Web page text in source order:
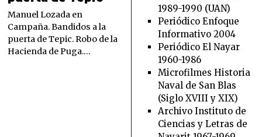
E
M
B
Manuel Lozada en
Campaña. Bandidos a la
puerta de Tepic. Robo de la
Hacienda de Puga.…
1989-1990 (UAN)
Periódico Enfoque
Informativo 2004
Periódico El Nayar
1960-1986
Microfilmes Historia
Naval de San Blas
(Siglo XVIII y XIX)
Archivo Instituto de
Ciencias y Letras de